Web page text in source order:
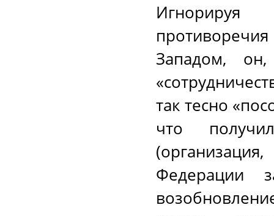
Игнорируя
Западом,
так тесно
что
Федерации